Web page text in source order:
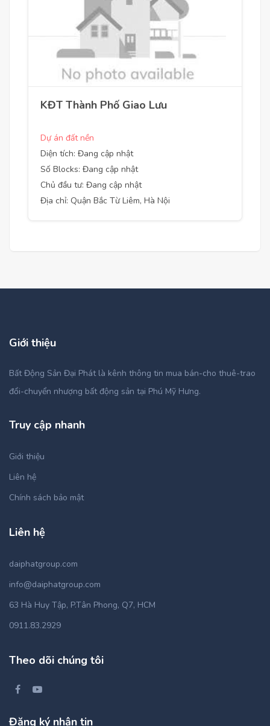
KĐT Thành Phố Giao Lưu
Dự án đất nền
Diện tích: Đang cập nhật
Số Blocks: Đang cập nhật
Chủ đầu tư: Đang cập nhật
Địa chỉ: Quận Bắc Từ Liêm, Hà Nội
Giới thiệu
Bất Động Sản Đại Phát là kênh thông tin mua bán-cho thuê-trao
đổi-chuyển nhượng bất động sản tại Phú Mỹ Hưng.
Truy cập nhanh
Giới thiệu
Liên hệ
Chính sách bảo mật
Liên hệ
daiphatgroup.com
info@daiphatgroup.com
63 Hà Huy Tập, P.Tân Phong, Q7, HCM
0911.83.2929
Theo dõi chúng tôi
Đăng ký nhận tin